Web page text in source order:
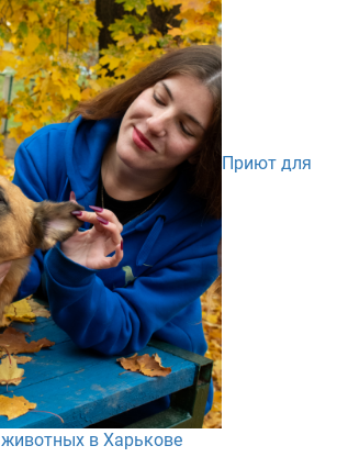
Приют для
животных в Харькове